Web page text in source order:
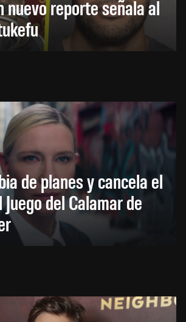
nuevo reporte señala al
de planes y cancela el
del Calamar de